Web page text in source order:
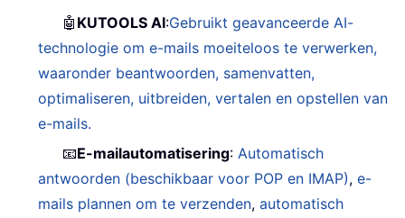
🤖 KUTOOLS AI:Gebruikt geavanceerde AI-
technologie om e-mails moeiteloos te verwerken,
waaronder beantwoorden, samenvatten,
optimaliseren, uitbreiden, vertalen en opstellen van
e-mails.
📧E-mailautomatisering: Automatisch
antwoorden (beschikbaar voor POP en IMAP),e-
mails plannen om te verzenden,automatisch